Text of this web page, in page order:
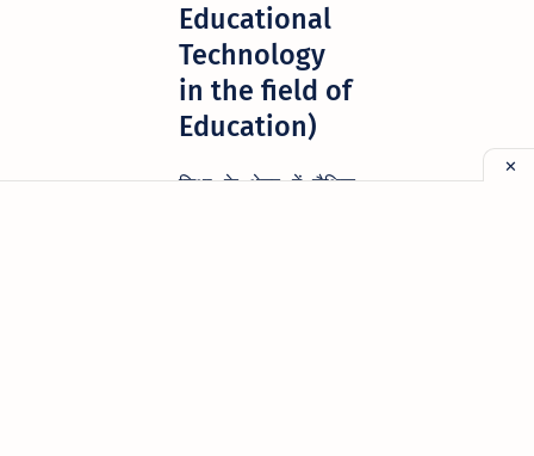
Educational
Technology
in the field of
Education)
शिक्षा के क्षेत्र में शैक्षिक